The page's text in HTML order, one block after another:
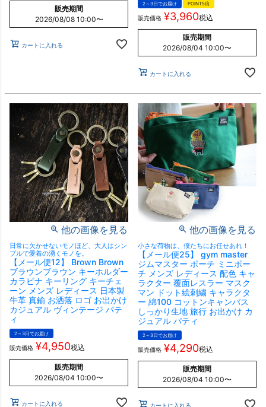
販売期間
2026/08/08 10:00〜
カートに入れる
2～3日でお届け POINT5倍
販売価格 ¥3,960税込
販売期間
2026/08/04 10:00〜
カートに入れる
他の画像を見る
日常に欠かせないモノほど、大人はシン
プルで愛着の湧くモノを。
【メール便12】 Brown Brown
ブラウンブラウン キーホルダー
カラビナ キーリング キーチェ
ーン メンズ レディース 日本製
牛革 真鍮 お洒落 ロゴ お出かけ
カジュアル ヴィンテージ パテ
ィ
2～3日でお届け
販売価格 ¥4,950税込
販売期間
2026/08/04 10:00〜
カートに入れる
他の画像を見る
小さな荷物は、僕たちにお任せあれ！
【メール便25】 gym master
ジムマスター ポーチ ミニポー
チ メンズ レディース 配色 キャ
ラクター 覆面レスラー マスク
マン ドット絵刺繍 キャラクタ
ー 綿100 コットンキャンバス
しっかり生地 旅行 お出かけ カ
ジュアル パティ
2～3日でお届け
販売価格 ¥4,290税込
販売期間
2026/08/04 10:00〜
カートに入れる